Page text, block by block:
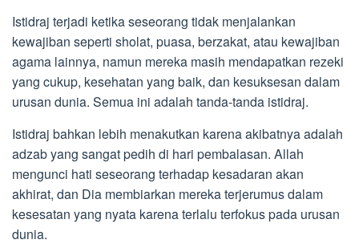
Istidraj terjadi ketika seseorang tidak menjalankan
kewajiban seperti sholat, puasa, berzakat, atau kewajiban
agama lainnya, namun mereka masih mendapatkan rezeki
yang cukup, kesehatan yang baik, dan kesuksesan dalam
urusan dunia. Semua ini adalah tanda-tanda istidraj.
Istidraj bahkan lebih menakutkan karena akibatnya adalah
adzab yang sangat pedih di hari pembalasan. Allah
mengunci hati seseorang terhadap kesadaran akan
akhirat, dan Dia membiarkan mereka terjerumus dalam
kesesatan yang nyata karena terlalu terfokus pada urusan
dunia.